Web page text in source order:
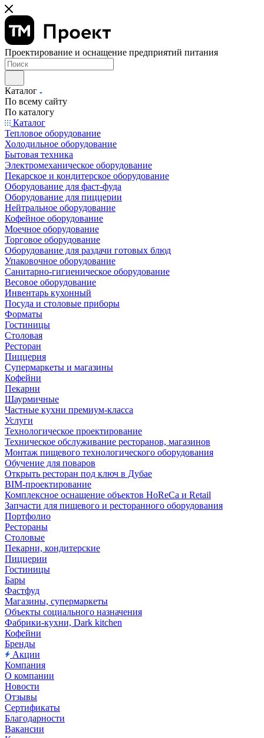
Проектирование и оснащение предприятий питания
Каталог
По всему сайту
По каталогу
Каталог
Тепловое оборудование
Холодильное оборудование
Бытовая техника
Электромеханическое оборудование
Пекарское и кондитерское оборудование
Оборудование для фаст-фуда
Оборудование для пиццерии
Нейтральное оборудование
Кофейное оборудование
Моечное оборудование
Торговое оборудование
Оборудование для раздачи готовых блюд
Упаковочное оборудование
Санитарно-гигиеническое оборудование
Весовое оборудование
Инвентарь кухонный
Посуда и столовые приборы
Форматы
Гостиницы
Столовая
Ресторан
Пиццерия
Супермаркеты и магазины
Кофейни
Пекарни
Шаурмичные
Частные кухни премиум-класса
Услуги
Технологическое проектирование
Техническое обслуживание ресторанов, магазинов
Монтаж пищевого технологического оборудования
Обучение для поваров
Открыть ресторан под ключ в Дубае
BIM-проектирование
Комплексное оснащение объектов HoReCa и Retail
Запчасти для пищевого и ресторанного оборудования
Портфолио
Рестораны
Столовые
Пекарни, кондитерские
Пиццерии
Гостиницы
Бары
Фастфуд
Магазины, супермаркеты
Объекты социального назначения
Фабрики-кухни, Dark kitchen
Кофейни
Бренды
Акции
Компания
О компании
Новости
Отзывы
Сертификаты
Благодарности
Вакансии